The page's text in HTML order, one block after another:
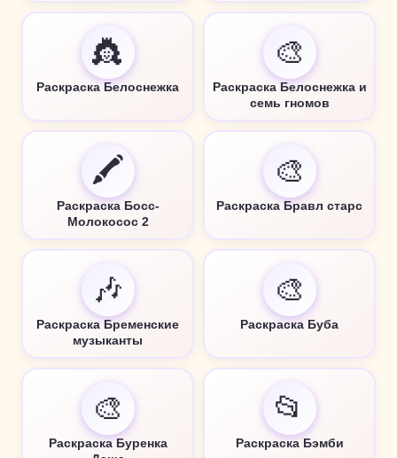
👸
Раскраска Белоснежка
🎨
Раскраска Белоснежка и
семь гномов
🖍️
Раскраска Босс-
Молокосос 2
🎨
Раскраска Бравл старс
🎶
Раскраска Бременские
музыканты
🎨
Раскраска Буба
🎨
Раскраска Буренка
📂
Раскраска Бэмби